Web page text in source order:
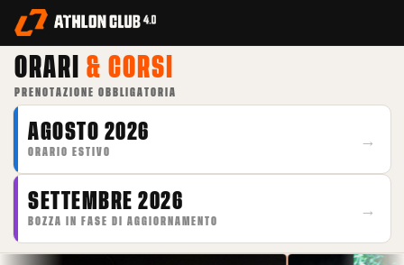
ORARI & CORSI
PRENOTAZIONE OBBLIGATORIA
AGOSTO 2026
ORARIO ESTIVO
SETTEMBRE 2026
BOZZA IN FASE DI AGGIORNAMENTO